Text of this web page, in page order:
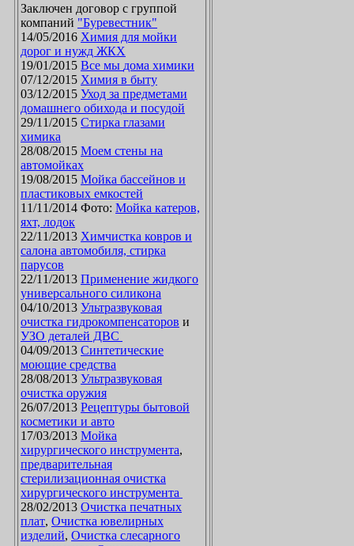
Заключен договор с группой
компаний "Буревестник"
14/05/2016 Химия для мойки
дорог и нужд ЖКХ
19/01/2015
Все мы дома химики
07/12/2015 Химия в быту
03/12/2015 Уход за предметами
домашнего обихода и посудой
29/11/2015 Стирка глазами
химика
28/08/2015 Моем стены на
автомойках
19/08/2015 Мойка бассейнов и
пластиковых емкостей
11/11/2014 Фото: Мойка катеров,
яхт, лодок
22/11/2013 Химчистка ковров и
салона автомобиля, стирка
парусов
22/11/2013 Применение жидкого
универсального силикона
04/10/2013 Ультразвуковая
очистка гидрокомпенсаторов и
УЗО деталей ДВС
04/09/2013 Синтетические
моющие средства
28/08/2013 Ультразвуковая
очистка оружия
26/07/2013 Рецептуры бытовой
косметики и авто
17/03/2013 Мойка
хирургического инструмента,
предварительная
стерилизационная очистка
хирургического инструмента
28/02/2013 Очистка печатных
плат, Очистка ювелирных
изделий, Очистка слесарного